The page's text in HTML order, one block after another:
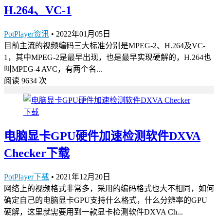
H.264、VC-1
PotPlayer资讯 • 2022年01月05日
目前主流的视频编码三大标准分别是MPEG-2、H.264及VC-
1，其中MPEG-2是最早出现，也是最早实现硬解的，H.264也
叫MPEG-4 AVC，有两个名...
阅读 9634 次
电脑显卡GPU硬件加速检测软件DXVA
Checker下载
PotPlayer下载 • 2021年12月20日
网络上的视频格式非常多，采用的编码格式也大不相同，如何
确定自己的电脑显卡GPU支持什么格式，什么分辨率的GPU
硬解，这里就需要用到一款显卡检测软件DXVA Ch...